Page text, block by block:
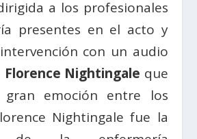
a los profesionales
presentes en el acto y
con un audio
Florence Nightingale que
gran emoción entre los
Nightingale fue la